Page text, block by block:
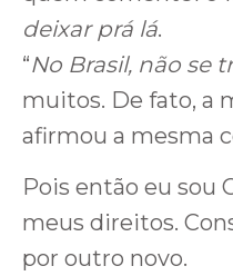
deixar prá lá.
“No Brasil, não se
muitos. De fato, a
afirmou a mesma
Pois então eu sou
meus direitos.
por outro novo.